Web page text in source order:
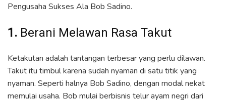
Pengusaha Sukses Ala Bob Sadino.
1. Berani Melawan Rasa Takut
Ketakutan adalah tantangan terbesar yang perlu dilawan.
Takut itu timbul karena sudah nyaman di satu titik yang
nyaman. Seperti halnya Bob Sadino, dengan modal nekat
memulai usaha. Bob mulai berbisnis telur ayam negri dari